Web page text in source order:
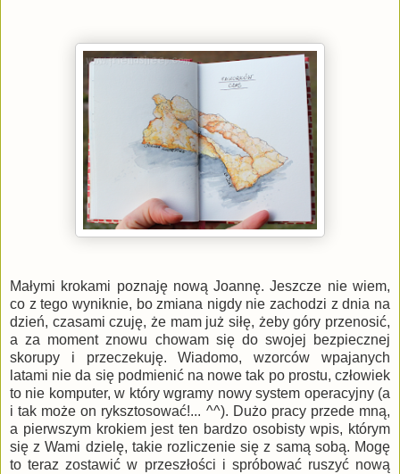
Małymi krokami poznaję nową Joannę. Jeszcze nie wiem,
co z tego wyniknie, bo zmiana nigdy nie zachodzi z dnia na
dzień, czasami czuję, że mam już siłę, żeby góry przenosić,
a za moment znowu chowam się do swojej bezpiecznej
skorupy i przeczekuję. Wiadomo, wzorców wpajanych
latami nie da się podmienić na nowe tak po prostu, człowiek
to nie komputer, w który wgramy nowy system operacyjny (a
i tak może on ryksztosować!... ^^). Dużo pracy przede mną,
a pierwszym krokiem jest ten bardzo osobisty wpis, którym
się z Wami dzielę, takie rozliczenie się z samą sobą. Mogę
to teraz zostawić w przeszłości i spróbować ruszyć nową